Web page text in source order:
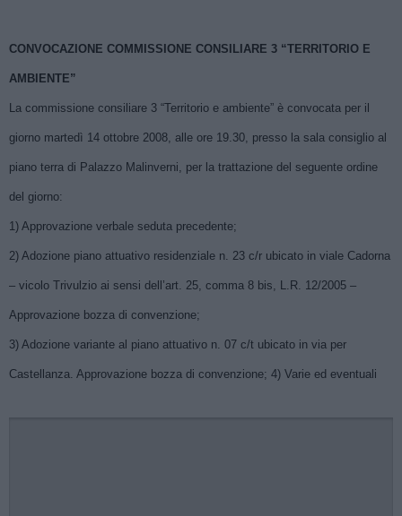
CONVOCAZIONE COMMISSIONE CONSILIARE 3 “TERRITORIO E
AMBIENTE”
La commissione consiliare 3 “Territorio e ambiente” è convocata per il
giorno martedì 14 ottobre 2008, alle ore 19.30, presso la sala consiglio al
piano terra di Palazzo Malinverni, per la trattazione del seguente ordine
del giorno:
1) Approvazione verbale seduta precedente;
2) Adozione piano attuativo residenziale n. 23 c/r ubicato in viale Cadorna
– vicolo Trivulzio ai sensi dell’art. 25, comma 8 bis, L.R. 12/2005 –
Approvazione bozza di convenzione;
3) Adozione variante al piano attuativo n. 07 c/t ubicato in via per
Castellanza. Approvazione bozza di convenzione; 4) Varie ed eventuali